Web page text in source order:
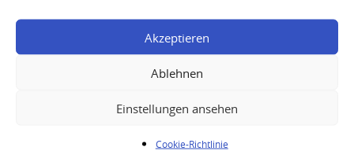
Akzeptieren
Ablehnen
Einstellungen ansehen
Cookie-Richtlinie